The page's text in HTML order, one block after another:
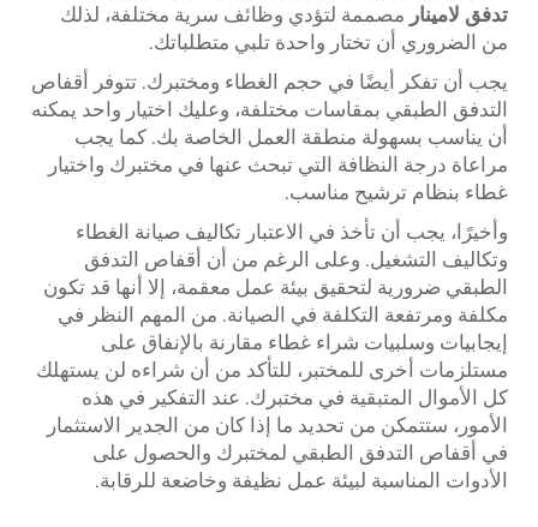
تدفق لامينار مصممة لتؤدي وظائف سرية مختلفة، لذلك
من الضروري أن تختار واحدة تلبي متطلباتك.
يجب أن تفكر أيضًا في حجم الغطاء ومختبرك. تتوفر أقفاص
التدفق الطبقي بمقاسات مختلفة، وعليك اختيار واحد يمكنه
أن يناسب بسهولة منطقة العمل الخاصة بك. كما يجب
مراعاة درجة النظافة التي تبحث عنها في مختبرك واختيار
غطاء بنظام ترشيح مناسب.
وأخيرًا، يجب أن تأخذ في الاعتبار تكاليف صيانة الغطاء
وتكاليف التشغيل. وعلى الرغم من أن أقفاص التدفق
الطبقي ضرورية لتحقيق بيئة عمل معقمة، إلا أنها قد تكون
مكلفة ومرتفعة التكلفة في الصيانة. من المهم النظر في
إيجابيات وسلبيات شراء غطاء مقارنة بالإنفاق على
مستلزمات أخرى للمختبر، للتأكد من أن شراءه لن يستهلك
كل الأموال المتبقية في مختبرك. عند التفكير في هذه
الأمور، ستتمكن من تحديد ما إذا كان من الجدير الاستثمار
في أقفاص التدفق الطبقي لمختبرك والحصول على
الأدوات المناسبة لبيئة عمل نظيفة وخاضعة للرقابة.